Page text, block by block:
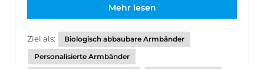
Mehr lesen
Ziel als:
Biologisch abbaubare Armbänder
Personalisierte Armbänder